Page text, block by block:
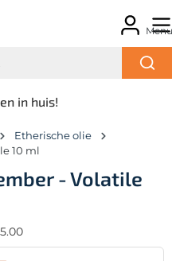
Menu
in huis!
Etherische olie
10 ml
- Volatile